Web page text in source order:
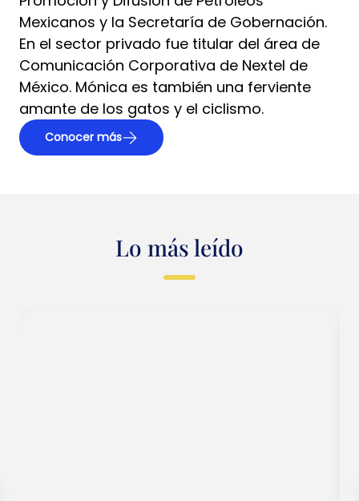
Mexicanos y la Secretaría de Gobernación.
En el sector privado fue titular del área de
Comunicación Corporativa de Nextel de
México. Mónica es también una ferviente
amante de los gatos y el ciclismo.
Conocer más
Lo más leído